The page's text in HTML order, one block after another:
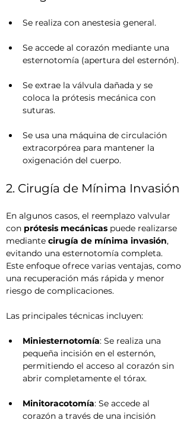
Se realiza con anestesia general.
Se accede al corazón mediante una
esternotomía (apertura del esternón).
Se extrae la válvula dañada y se
coloca la prótesis mecánica con
suturas.
Se usa una máquina de circulación
extracorpórea para mantener la
oxigenación del cuerpo.
2. Cirugía de Mínima Invasión
En algunos casos, el reemplazo valvular
con prótesis mecánicas puede realizarse
mediante cirugía de mínima invasión,
evitando una esternotomía completa.
Este enfoque ofrece varias ventajas, como
una recuperación más rápida y menor
riesgo de complicaciones.
Las principales técnicas incluyen:
Miniesternotomía: Se realiza una
pequeña incisión en el esternón,
permitiendo el acceso al corazón sin
abrir completamente el tórax.
Minitoracotomía: Se accede al
corazón a través de una incisión